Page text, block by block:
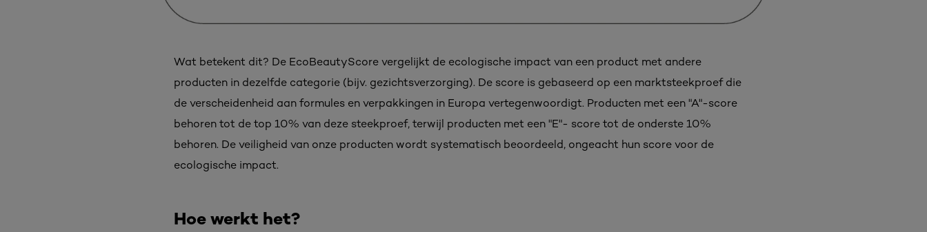
Wat betekent dit? De EcoBeautyScore vergelijkt de ecologische impact van een product met andere
producten in dezelfde categorie (bijv. gezichtsverzorging). De score is gebaseerd op een marktsteekproef die
de verscheidenheid aan formules en verpakkingen in Europa vertegenwoordigt. Producten met een "A"-score
behoren tot de top 10% van deze steekproef, terwijl producten met een "E"- score tot de onderste 10%
behoren. De veiligheid van onze producten wordt systematisch beoordeeld, ongeacht hun score voor de
ecologische impact.​
Hoe werkt het?